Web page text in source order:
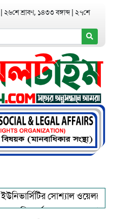
২৬শে শ্রাবণ, ১৪৩৩ বঙ্গাব্দ ২৭শে
সোশ্যাল ওয়েলফেয়ার
অর্জন ও অশুভকে বর্জন করে